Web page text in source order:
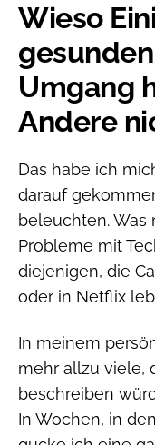
Wieso
Umgang
Andere
Das habe ich
darauf
beleuchten.
Probleme mit
diejenigen, die
oder in Netflix
In meinem
mehr allzu viele,
beschreiben
In Wochen, in